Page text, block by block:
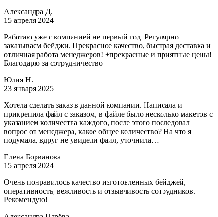
Александра Д.
15 апреля 2024
Работаю уже с компанией не первый год. Регулярно
заказываем бейджи. Прекрасное качество, быстрая доставка и
отличная работа менеджеров! +прекрасные и приятные цены!
Благодарю за сотрудничество
Юлия Н.
23 января 2025
Хотела сделать заказ в данной компании. Написала и
прикрепила файл с заказом, в файле было несколько макетов с
указанием количества каждого, после этого последовал
вопрос от менеджера, какое общее количество? На что я
подумала, вдруг не увидели файл, уточнила…
Елена Борванова
15 апреля 2024
Очень понравилось качество изготовленных бейджей,
оперативность, вежливость и отзывчивость сотрудников.
Рекомендую!